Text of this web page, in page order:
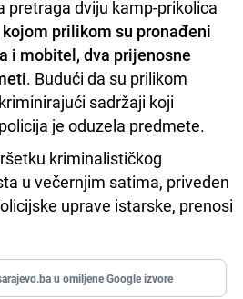
pretraga dviju kamp-prikolica
kojom prilikom su pronađeni
i mobitel, dva prijenosne
. Budući da su prilikom
sadržaji koji
je oduzela predmete.
kriminalističkog
u večernjim satima, priveden
uprave istarske, prenosi
u omiljene Google izvore